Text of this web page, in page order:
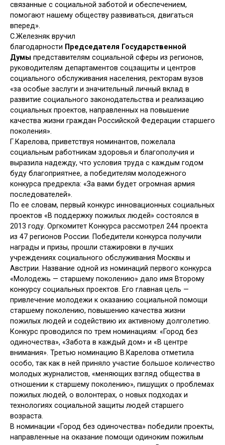
связанные с социальной заботой и обеспечением,
помогают нашему обществу развиваться, двигаться
вперед».
С.Железняк вручил
благодарности Председателя Государственной
Думы представителям социальной сферы из регионов,
руководителям департаментов соцзащиты и центров
социального обслуживания населения, ректорам вузов
«за особые заслуги и значительный личный вклад в
развитие социального законодательства и реализацию
социальных проектов, направленных на повышение
качества жизни граждан Российской Федерации старшего
поколения».
Г.Карелова, приветствуя номинантов, пожелала
социальным работникам здоровья и благополучия и
выразила надежду, что условия труда с каждым годом
буду благоприятнее, а победителям молодежного
конкурса предрекла: «За вами будет огромная армия
последователей».
По ее словам, первый конкурс инновационных социальных
проектов «В поддержку пожилых людей» состоялся в
2013 году. Оргкомитет Конкурса рассмотрел 244 проекта
из 47 регионов России. Победители конкурса получили
награды и призы, прошли стажировки в лучших
учреждениях социального обслуживания Москвы и
Австрии. Название одной из номинаций первого конкурса
«Молодежь — старшему поколению» дало имя Второму
конкурсу социальных проектов. Его главная цель —
привлечение молодежи к оказанию социальной помощи
старшему поколению, повышению качества жизни
пожилых людей и содействию их активному долголетию.
Конкурс проводился по трем номинациям: «Город без
одиночества», «Забота в каждый дом» и «В центре
внимания». Третью номинацию В.Карелова отметила
особо, так как в ней приняло участие большое количество
молодых журналистов, «меняющих взгляд общества в
отношении к старшему поколению», пишущих о проблемах
пожилых людей, о волонтерах, о новых подходах и
технологиях социальной защиты людей старшего
возраста.
В номинации «Город без одиночества» победили проекты,
направленные на оказание помощи одиноким пожилым